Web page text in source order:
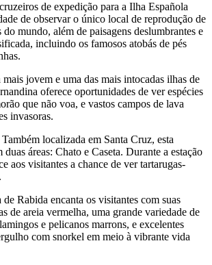
de expedição para a Ilha Española
de observar o único local de reprodução de
mundo, além de paisagens deslumbrantes e
incluindo os famosos atobás de pés
mais jovem e uma das mais intocadas ilhas de
oferece oportunidades de ver espécies
que não voa, e vastos campos de lava
invasoras.
localizada em Santa Cruz, esta
áreas: Chato e Caseta. Durante a estação
aos visitantes a chance de ver tartarugas-
Rabida encanta os visitantes com suas
de areia vermelha, uma grande variedade de
e pelicanos marrons, e excelentes
com snorkel em meio à vibrante vida